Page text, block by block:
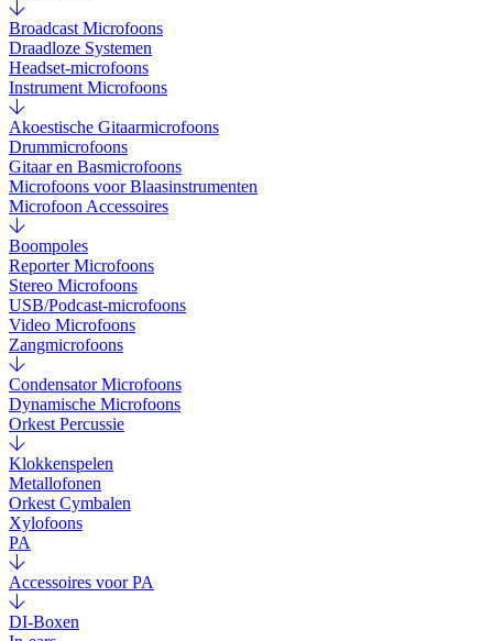
Broadcast Microfoons
Draadloze Systemen
Headset-microfoons
Instrument Microfoons
Akoestische Gitaarmicrofoons
Drummicrofoons
Gitaar en Basmicrofoons
Microfoons voor Blaasinstrumenten
Microfoon Accessoires
Boompoles
Reporter Microfoons
Stereo Microfoons
USB/Podcast-microfoons
Video Microfoons
Zangmicrofoons
Condensator Microfoons
Dynamische Microfoons
Orkest Percussie
Klokkenspelen
Metallofonen
Orkest Cymbalen
Xylofoons
PA
Accessoires voor PA
DI-Boxen